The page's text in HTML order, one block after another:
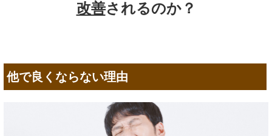
改善されるのか？
他で良くならない理由